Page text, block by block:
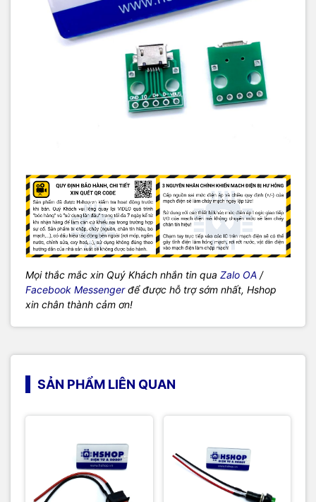
Mọi thắc mắc xin Quý Khách nhắn tin qua Zalo OA /
Facebook Messengerđể được hỗ trợ sớm nhất, Hshop
xin chân thành cảm ơn!
SẢN PHẨM LIÊN QUAN